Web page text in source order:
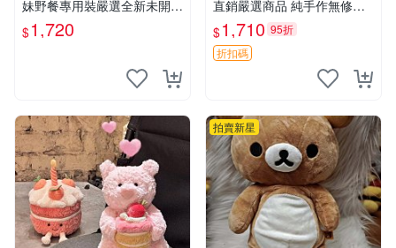
妹野餐專用裝嚴選全新未開
封，包含兩組大童款紙盒裝，
適合收藏與分享。 餅乾熊兄
$1,720
直銷嚴選商品 純手作無修圖
可收藏 郵差熊 Momo熊 標牌
商品
$1,710 95折
折扣碼
拍賣新星